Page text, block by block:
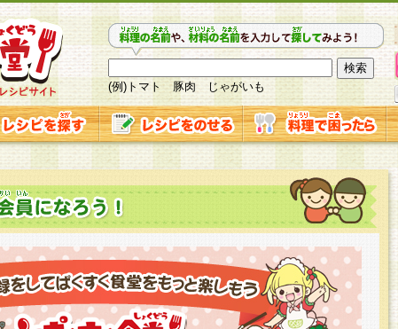
(例)トマト 豚肉 じゃがいも